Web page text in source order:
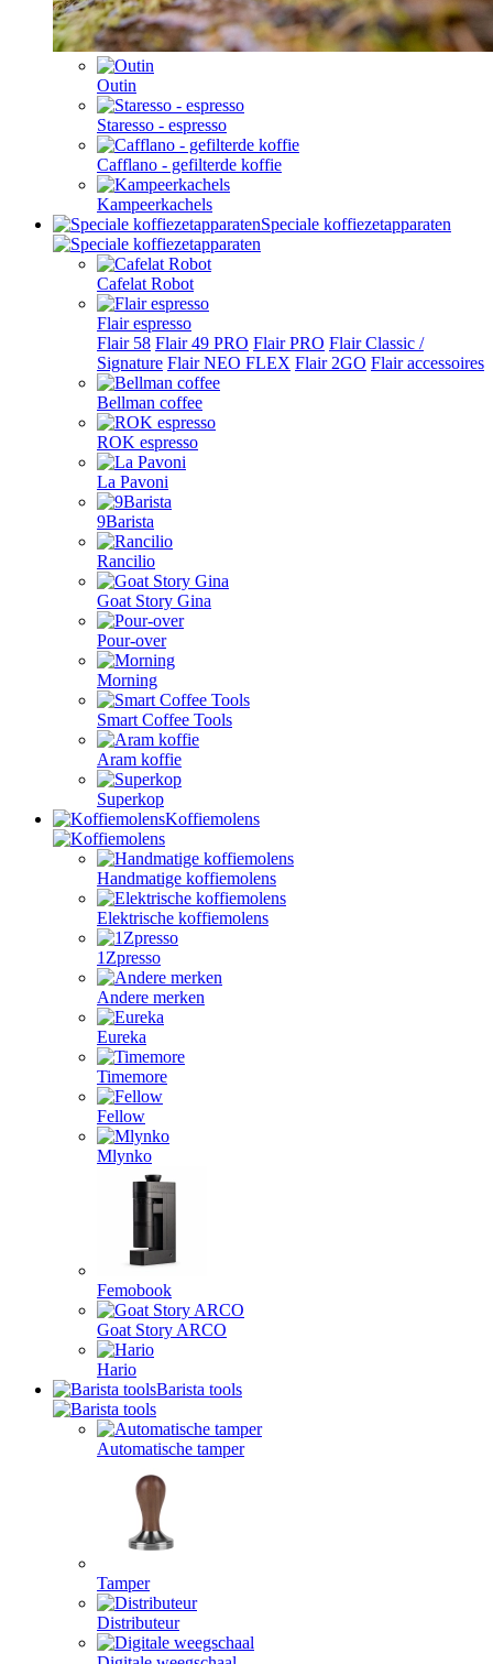
Outin
Staresso - espresso
Cafflano - gefilterde koffie
Kampeerkachels
Speciale koffiezetapparaten
Cafelat Robot
Flair espresso
Flair 58 Flair 49 PRO Flair PRO Flair Classic /
Signature Flair NEO FLEX Flair 2GO Flair accessoires
Bellman coffee
ROK espresso
La Pavoni
9Barista
Rancilio
Goat Story Gina
Pour-over
Morning
Smart Coffee Tools
Aram koffie
Superkop
Koffiemolens
Handmatige koffiemolens
Elektrische koffiemolens
1Zpresso
Andere merken
Eureka
Timemore
Fellow
Mlynko
Femobook
Goat Story ARCO
Hario
Barista tools
Automatische tamper
Tamper
Distributeur